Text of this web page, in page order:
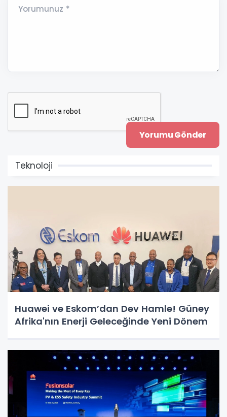
Yorumunuz *
Teknoloji
Huawei ve Eskom’dan Dev Hamle! Güney
Afrika'nın Enerji Geleceğinde Yeni Dönem